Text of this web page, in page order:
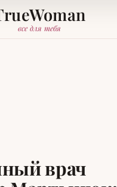
все для тебя
врач